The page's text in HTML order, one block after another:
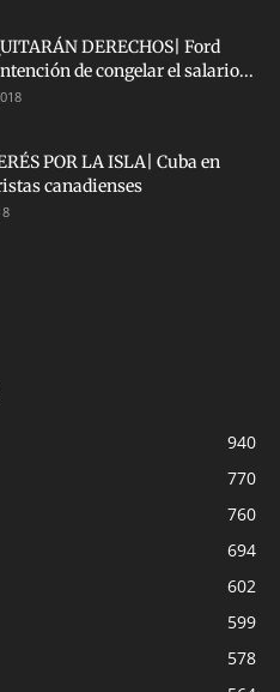
DERECHOS| Ford
de congelar el salario...
POR LA ISLA| Cuba en
canadienses
940
770
760
694
602
599
578